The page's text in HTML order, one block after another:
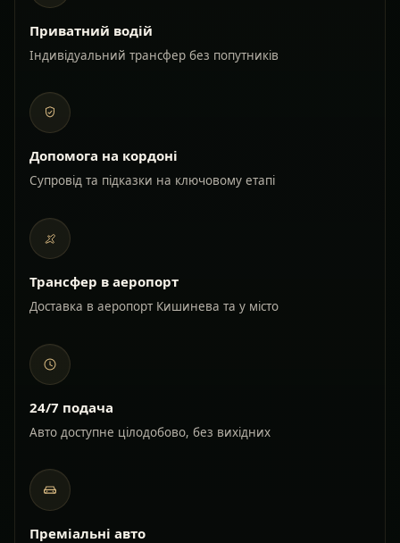
Приватний водій
Індивідуальний трансфер без попутників
Допомога на кордоні
Супровід та підказки на ключовому етапі
Трансфер в аеропорт
Доставка в аеропорт Кишинева та у місто
24/7 подача
Авто доступне цілодобово, без вихідних
Преміальні авто